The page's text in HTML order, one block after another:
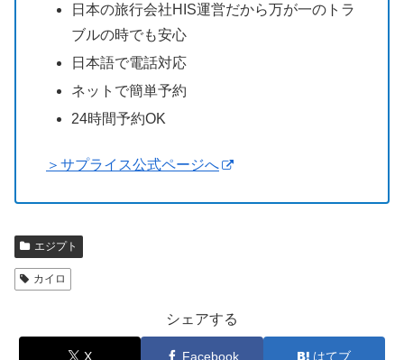
日本の旅行会社HIS運営だから万が一のトラ
ブルの時でも安心
日本語で電話対応
ネットで簡単予約
24時間予約OK
＞サプライス公式ページへ
エジプト
カイロ
シェアする
X Facebook はてブ